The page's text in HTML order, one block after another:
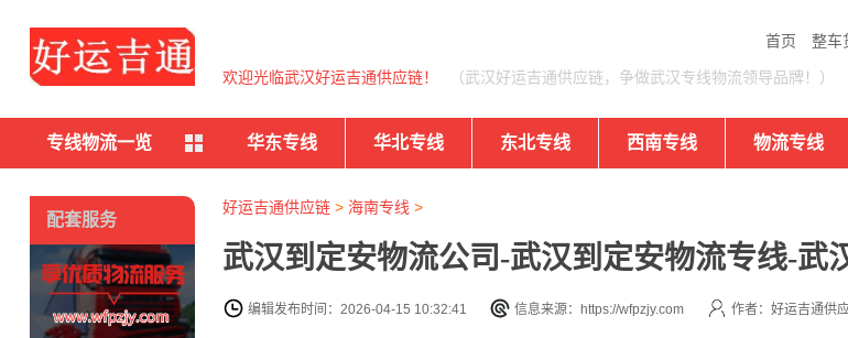
首页 整车
欢迎光临武汉好运吉通供应链！ （武汉好运吉通供应链，争做武汉专线物流领导品牌！）
专线物流一览 华东专线 华北专线 东北专线 西南专线 物流专线
好运吉通供应链> 海南专线 >
武汉到定安物流公司-武汉到定安物流专线-武
编辑发布时间：2026-04-15 10:32:41 信息来源：https://wfpzjy.com 作者：好运吉通供
配套服务